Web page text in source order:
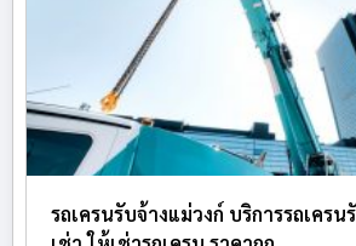
รถเครนรับจ้างแม่วงก์ บริการรถเครน